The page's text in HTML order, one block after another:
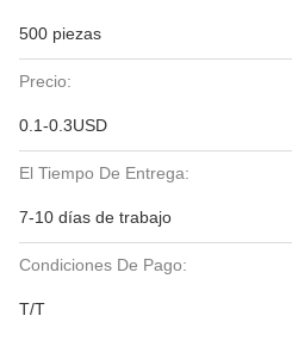
500 piezas
Precio:
0.1-0.3USD
El Tiempo De Entrega:
7-10 días de trabajo
Condiciones De Pago:
T/T